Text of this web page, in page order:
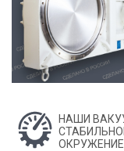
НАШИ